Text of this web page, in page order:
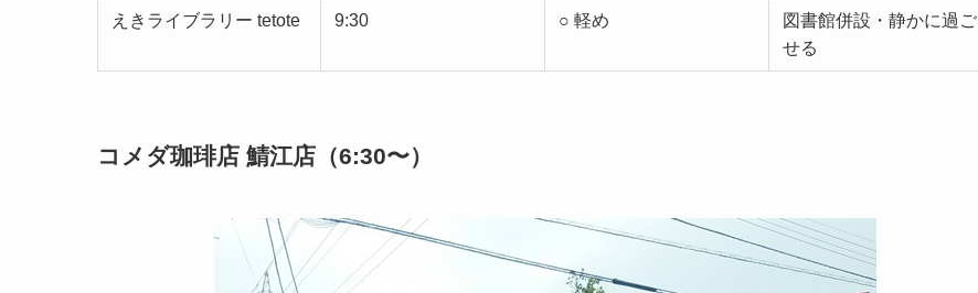
えきライブラリー tetote 9:30 ○ 軽め
図書館併設・静かに過ご
せる
コメダ珈琲店 鯖江店（6:30〜）